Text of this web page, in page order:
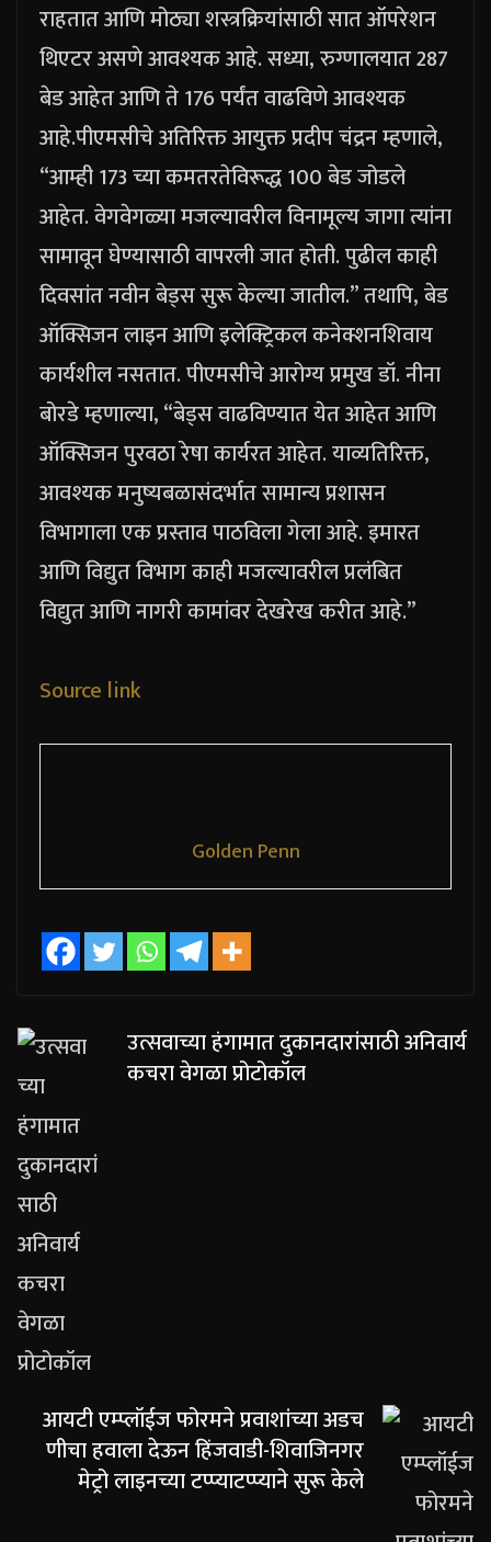
राहतात आणि मोठ्या शस्त्रक्रियांसाठी सात ऑपरेशन
थिएटर असणे आवश्यक आहे.सध्या, रुग्णालयात 287
बेड आहेत आणि ते 176 पर्यंत वाढविणे आवश्यक
आहे.पीएमसीचे अतिरिक्त आयुक्त प्रदीप चंद्रन म्हणाले,
“आम्ही 173 च्या कमतरतेविरूद्ध 100 बेड जोडले
आहेत. वेगवेगळ्या मजल्यावरील विनामूल्य जागा त्यांना
सामावून घेण्यासाठी वापरली जात होती. पुढील काही
दिवसांत नवीन बेड्स सुरू केल्या जातील.” तथापि, बेड
ऑक्सिजन लाइन आणि इलेक्ट्रिकल कनेक्शनशिवाय
कार्यशील नसतात.पीएमसीचे आरोग्य प्रमुख डॉ. नीना
बोरडे म्हणाल्या, “बेड्स वाढविण्यात येत आहेत आणि
ऑक्सिजन पुरवठा रेषा कार्यरत आहेत. याव्यतिरिक्त,
आवश्यक मनुष्यबळासंदर्भात सामान्य प्रशासन
विभागाला एक प्रस्ताव पाठविला गेला आहे. इमारत
आणि विद्युत विभाग काही मजल्यावरील प्रलंबित
विद्युत आणि नागरी कामांवर देखरेख करीत आहे.”
Source link
Golden Penn
उत्सवाच्या हंगामात दुकानदारांसाठी अनिवार्य
कचरा वेगळा प्रोटोकॉल
आयटी एम्प्लॉईज फोरमने प्रवाशांच्या अडच
णीचा हवाला देऊन हिंजवाडी-शिवाजिनगर
मेट्रो लाइनच्या टप्प्याटप्प्याने सुरू केले